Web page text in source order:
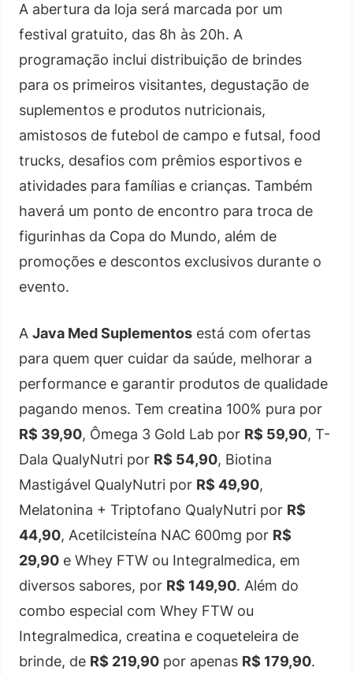
A abertura da loja será marcada por um
festival gratuito, das 8h às 20h. A
programação inclui distribuição de brindes
para os primeiros visitantes, degustação de
suplementos e produtos nutricionais,
amistosos de futebol de campo e futsal, food
trucks, desafios com prêmios esportivos e
atividades para famílias e crianças. Também
haverá um ponto de encontro para troca de
figurinhas da Copa do Mundo, além de
promoções e descontos exclusivos durante o
evento.
A Java Med Suplementos está com ofertas
para quem quer cuidar da saúde, melhorar a
performance e garantir produtos de qualidade
pagando menos. Tem creatina 100% pura por
R$ 39,90, Ômega 3 Gold Lab por R$ 59,90, T-
Dala QualyNutri por R$ 54,90, Biotina
Mastigável QualyNutri por R$ 49,90,
Melatonina + Triptofano QualyNutri por R$
44,90, Acetilcisteína NAC 600mg por R$
29,90 e Whey FTW ou Integralmedica, em
diversos sabores, por R$ 149,90. Além do
combo especial com Whey FTW ou
Integralmedica, creatina e coqueteleira de
brinde, de R$ 219,90 por apenas R$ 179,90.